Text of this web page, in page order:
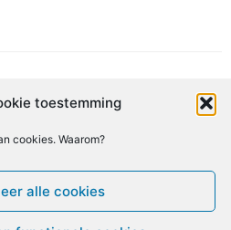
toestemming
cookies. Waarom?
alle cookies
in te schakelen